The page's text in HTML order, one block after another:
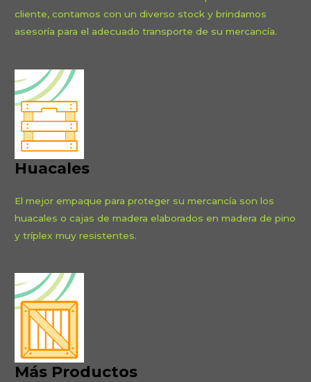
cliente, contamos con un diverso stock y brindamos
asesoría para el adecuado transporte de su mercancía.
Huacales
El mejor empaque para proteger su mercancía son los
huacales o cajas de madera elaborados en madera de pino
y tríplex muy resistentes.
Más Productos